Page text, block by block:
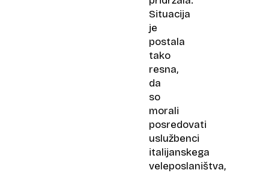
Situacija
je
postala
tako
resna,
da
so
morali
posredovati
uslužbenci
italijanskega
veleposlaništva,